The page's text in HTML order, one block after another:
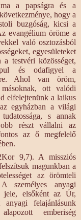
a papságra és a
hogy a
buzgóság, kicsi a
evangélium öröme a
való osztozásból
egyesületeket
testvéri közösséget,
és odafigyel a
Ahol van öröm,
ott valódi
elfelejtenünk a laikus
egyházban a világi
s annak
részt vállalni az
az ő megfelelő
9,7). A missziós
magunkban a
az örömteli
személyes anyagi
jele, elsőként az Úr,
felajánlásunk
emberiség